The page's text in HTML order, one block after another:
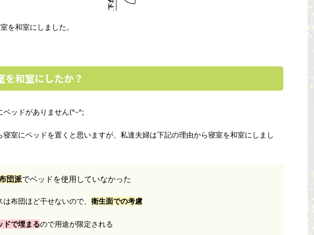
を和室にしました。
を和室にしたか？
ベッドがありません(^-^;
寝室にベッドを置くと思いますが、私達夫婦は下記の理由から寝室を和室にしまし
団派でベッドを使用していなかった
は布団ほど干せないので、 衛生面での考慮
ドで埋まるので用途が限定される